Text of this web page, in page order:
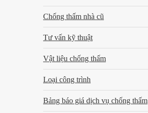
Chống thấm nhà cũ
Tư vấn kỹ thuật
Vật liệu chống thấm
Loại công trình
Bảng báo giá dịch vụ chống thấm